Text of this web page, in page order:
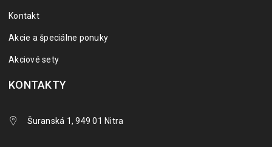
Kontakt
Akcie a špeciálne ponuky
Akciové sety
KONTAKTY
Šuranská 1, 949 01 Nitra